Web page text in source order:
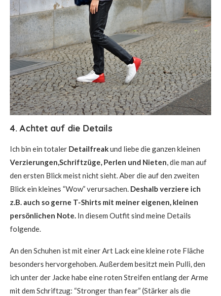
4. Achtet auf die Details
Ich bin ein totaler Detailfreakund liebe die ganzen kleinen
Verzierungen,Schriftzüge, Perlen und Nieten, die man auf
den ersten Blick meist nicht sieht. Aber die auf den zweiten
Blick ein kleines “Wow” verursachen. Deshalb verziere ich
z.B. auch so gerne T-Shirts mit meiner eigenen, kleinen
persönlichen Note. In diesem Outfit sind meine Details
folgende.
An den Schuhen ist mit einer Art Lack eine kleine rote Fläche
besonders hervorgehoben. Außerdem besitzt mein Pulli, den
ich unter der Jacke habe eine roten Streifen entlang der Arme
mit dem Schriftzug: “Stronger than fear” (Stärker als die